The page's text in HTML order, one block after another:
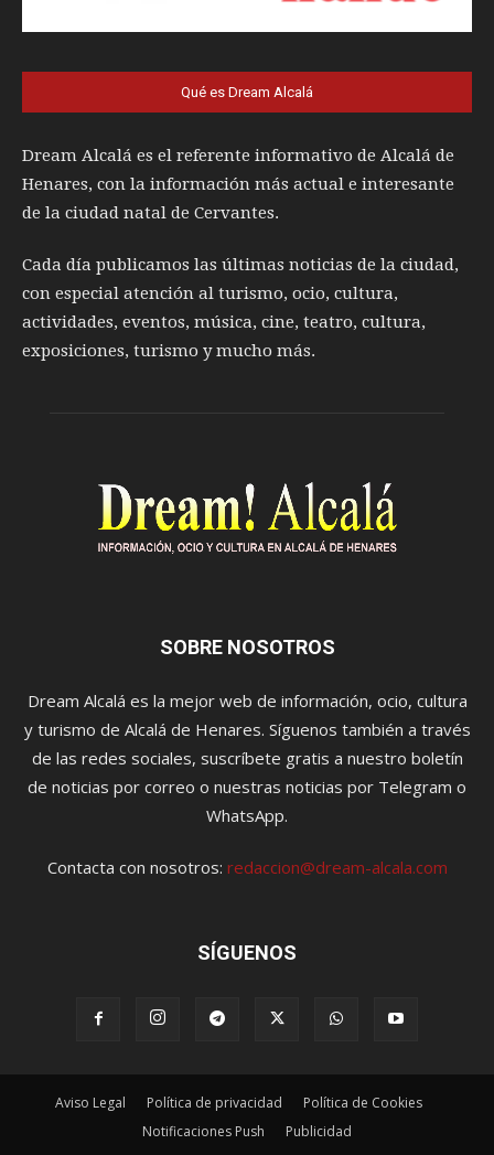
Qué es Dream Alcalá
Dream Alcalá es el referente informativo de Alcalá de
Henares, con la información más actual e interesante
de la ciudad natal de Cervantes.
Cada día publicamos las últimas noticias de la ciudad,
con especial atención al turismo, ocio, cultura,
actividades, eventos, música, cine, teatro, cultura,
exposiciones, turismo y mucho más.
SOBRE NOSOTROS
Dream Alcalá es la mejor web de información, ocio, cultura
y turismo de Alcalá de Henares. Síguenos también a través
de las redes sociales, suscríbete gratis a nuestro boletín
de noticias por correo o nuestras noticias por Telegram o
WhatsApp.
Contacta con nosotros: redaccion@dream-alcala.com
SÍGUENOS
Aviso Legal Política de privacidad
Política de Cookies
Notificaciones Push
Publicidad